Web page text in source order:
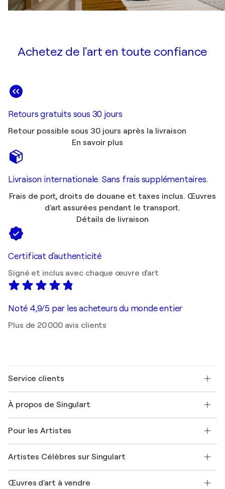
Achetez de l'art en toute confiance
Retours gratuits sous 30 jours
Retour possible sous 30 jours après la livraison
En savoir plus
Livraison internationale. Sans frais supplémentaires.
Frais de port, droits de douane et taxes inclus. Œuvres
d'art assurées pendant le transport.
Détails de livraison
Certificat d'authenticité
Signé et inclus avec chaque œuvre d'art
Noté 4,9/5 par les acheteurs du monde entier
Plus de 20 000 avis clients
Service clients
Expédition
Offrir une carte cadeau
Rejoignez notre programme commercial
Mon compte
+33 1 76 44 06 42
À propos de Singulart
FAQ
Magazine Singulart
Emplois
Découvrez une sélection d'art original
Pour les Artistes
Se connecter en tant qu'Artiste
Artistes Célèbres sur Singulart
Marc Chagall
Œuvres d'art à vendre